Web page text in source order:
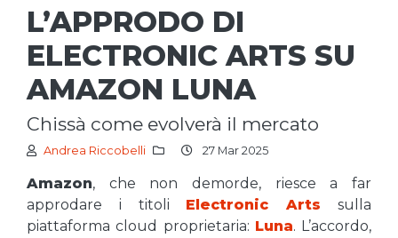
L’APPRODO DI
ELECTRONIC ARTS SU
AMAZON LUNA
chissà come evolverà il mercato
Andrea Riccobelli 27 Mar 2025
Amazon, che non demorde, riesce a far
approdare i titoli Electronic Arts sulla
piattaforma cloud proprietaria: Luna. L’accordo,